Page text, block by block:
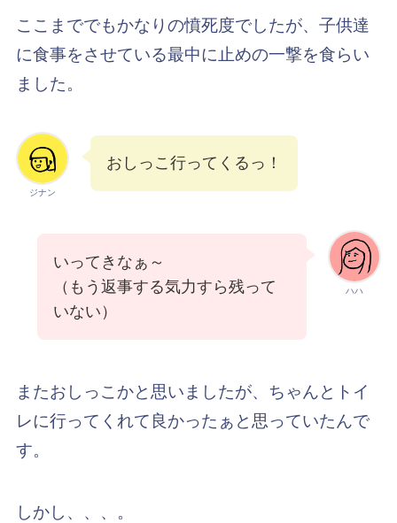
ここまででもかなりの憤死度でしたが、子供達
に食事をさせている最中に止めの一撃を食らい
ました。
ジナン
おしっこ行ってくるっ！
ハハ
いってきなぁ～
（もう返事する気力すら残って
いない）
またおしっこかと思いましたが、ちゃんとトイ
レに行ってくれて良かったぁと思っていたんで
す。
しかし、、、。